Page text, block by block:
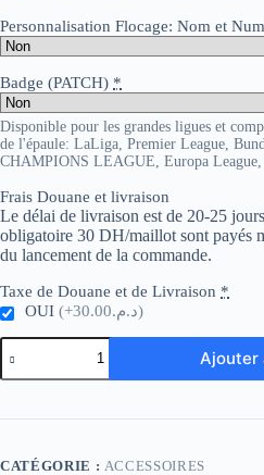
Badge (PATCH) *
Disponible pour les grandes ligues et
de l'épaule: LaLiga, Premier League,
CHAMPIONS LEAGUE, Europa League,
Frais Douane et livraison
Le délai de livraison est de 20-25
obligatoire 30 DH/maillot sont payés
du lancement de la commande.
Taxe de Douane et de Livraison *
OUI
(+د.م.30.00)
quantité
de
Chaussettes
football
Ajouter
CATÉGORIE : ACCESSOIRES